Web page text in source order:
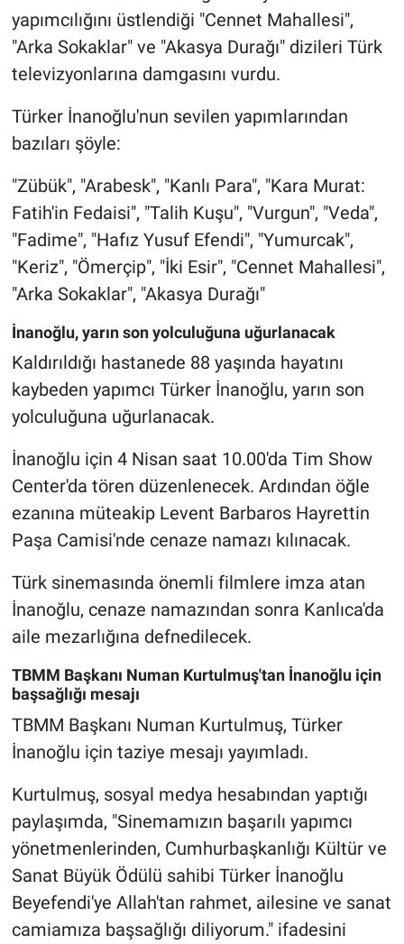
yapımcılığını üstlendiği "Cennet Mahallesi",
"Arka Sokaklar" ve "Akasya Durağı" dizileri Türk
televizyonlarına damgasını vurdu.
Türker İnanoğlu'nun sevilen yapımlarından
bazıları şöyle:
"Zübük", "Arabesk", "Kanlı Para", "Kara Murat:
Fatih'in Fedaisi", "Talih Kuşu", "Vurgun", "Veda",
"Fadime", "Hafız Yusuf Efendi", "Yumurcak",
"Keriz", "Ömerçip", "İki Esir", "Cennet Mahallesi",
"Arka Sokaklar", "Akasya Durağı"
İnanoğlu, yarın son yolculuğuna uğurlanacak
Kaldırıldığı hastanede 88 yaşında hayatını
kaybeden yapımcı Türker İnanoğlu, yarın son
yolculuğuna uğurlanacak.
İnanoğlu için 4 Nisan saat 10.00'da Tim Show
Center'da tören düzenlenecek. Ardından öğle
ezanına müteakip Levent Barbaros Hayrettin
Paşa Camisi'nde cenaze namazı kılınacak.
Türk sinemasında önemli filmlere imza atan
İnanoğlu, cenaze namazından sonra Kanlıca'da
aile mezarlığına defnedilecek.
TBMM Başkanı Numan Kurtulmuş'tan İnanoğlu için
başsağlığı mesajı
TBMM Başkanı Numan Kurtulmuş, Türker
İnanoğlu için taziye mesajı yayımladı.
Kurtulmuş, sosyal medya hesabından yaptığı
paylaşımda, "Sinemamızın başarılı yapımcı
yönetmenlerinden, Cumhurbaşkanlığı Kültür ve
Sanat Büyük Ödülü sahibi Türker İnanoğlu
Beyefendi'ye Allah'tan rahmet, ailesine ve sanat
camiamıza başsağlığı diliyorum." ifadesini